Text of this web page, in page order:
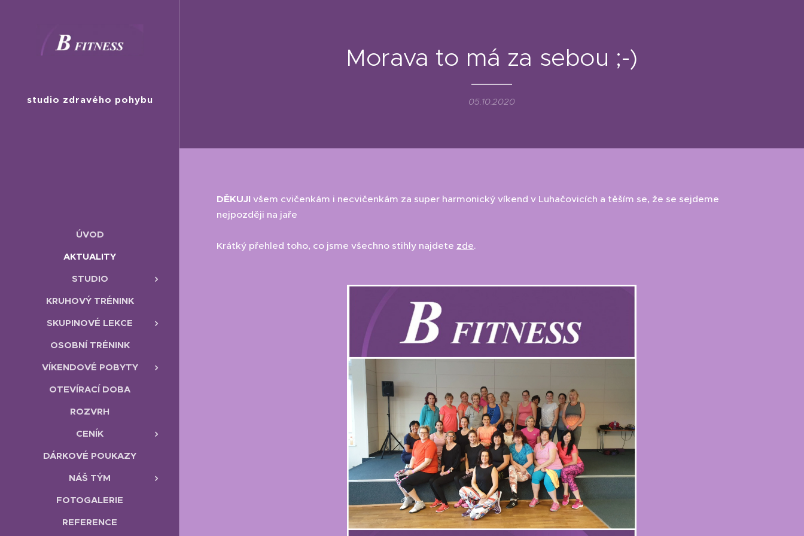
studio zdravého pohybu
ÚVOD
AKTUALITY
STUDIO
KRUHOVÝ TRÉNINK
SKUPINOVÉ LEKCE
OSOBNÍ TRÉNINK
VÍKENDOVÉ POBYTY
OTEVÍRACÍ DOBA
ROZVRH
CENÍK
DÁRKOVÉ POUKAZY
NÁŠ TÝM
FOTOGALERIE
REFERENCE
Morava to má za sebou ;-)
05.10.2020
DĚKUJI všem cvičenkám i necvičenkám za super harmonický víkend v Luhačovicích a těším se, že se sejdeme
nejpozději na jaře😉
Krátký přehled toho, co jsme všechno stihly najdete zde.